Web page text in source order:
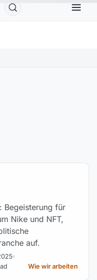
USDT BNB
Begeisterung für
Nike und NFT,
auf.
Wie wir arbeiten